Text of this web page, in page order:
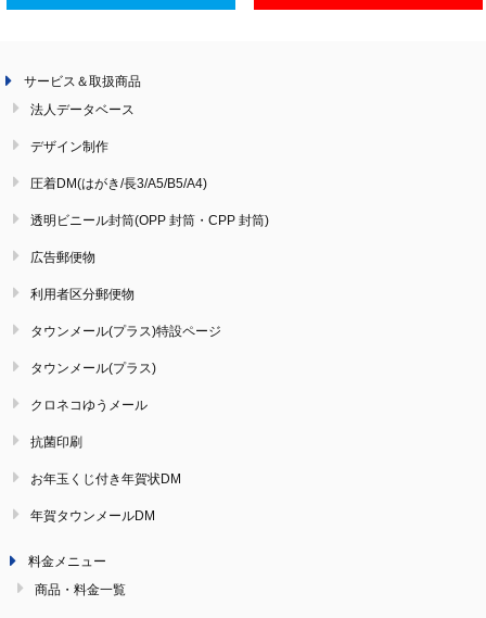
サービス＆取扱商品
法人データベース
デザイン制作
圧着DM(はがき/長3/A5/B5/A4)
透明ビニール封筒(OPP 封筒・CPP 封筒)
広告郵便物
利用者区分郵便物
タウンメール(プラス)特設ページ
タウンメール(プラス)
クロネコゆうメール
抗菌印刷
お年玉くじ付き年賀状DM
年賀タウンメールDM
料金メニュー
商品・料金一覧